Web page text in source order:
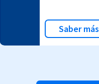
Saber más